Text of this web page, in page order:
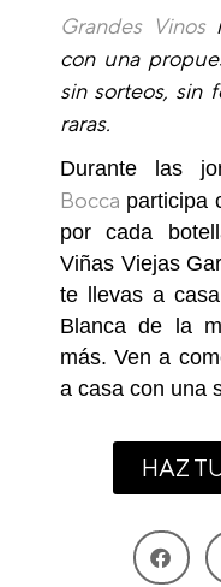
Grandes Vinos
con una
sin sorteos, sin
raras.
Durante las
Bocca participa
por cada
Viñas Viejas
te llevas a
Blanca de la
más. Ven a
a casa con una
HAZ